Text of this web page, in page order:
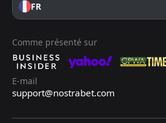
FR
Comme présenté sur
E-mail
support@nostrabet.com